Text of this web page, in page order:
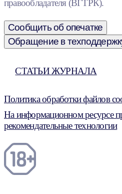
правообладателя (ВГТРК).
Сообщить об опечатке
Обращение в
СТАТЬИ ЖУРНАЛА
Политика обработки файлов
На информационном ресурсе
рекомендательные технологии